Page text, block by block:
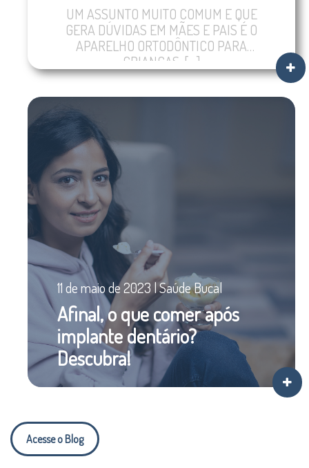
UM ASSUNTO MUITO COMUM E QUE
GERA DÚVIDAS EM MÃES E PAIS É O
APARELHO ORTODÔNTICO PARA
CRIANÇAS. […]
11 de maio de 2023 | Saúde Bucal
Afinal, o que comer após
implante dentário?
Descubra!
Acesse o Blog